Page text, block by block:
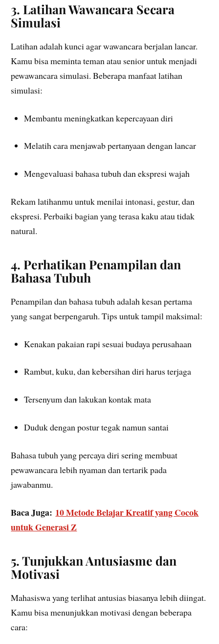
3. Latihan Wawancara Secara
Simulasi
Latihan adalah kunci agar wawancara berjalan lancar.
Kamu bisa meminta teman atau senior untuk menjadi
pewawancara simulasi. Beberapa manfaat latihan
simulasi:
Membantu meningkatkan kepercayaan diri
Melatih cara menjawab pertanyaan dengan lancar
Mengevaluasi bahasa tubuh dan ekspresi wajah
Rekam latihanmu untuk menilai intonasi, gestur, dan
ekspresi. Perbaiki bagian yang terasa kaku atau tidak
natural.
4. Perhatikan Penampilan dan
Bahasa Tubuh
Penampilan dan bahasa tubuh adalah kesan pertama
yang sangat berpengaruh. Tips untuk tampil maksimal:
Kenakan pakaian rapi sesuai budaya perusahaan
Rambut, kuku, dan kebersihan diri harus terjaga
Tersenyum dan lakukan kontak mata
Duduk dengan postur tegak namun santai
Bahasa tubuh yang percaya diri sering membuat
pewawancara lebih nyaman dan tertarik pada
jawabanmu.
Baca Juga: 10 Metode Belajar Kreatif yang Cocok
untuk Generasi Z
5. Tunjukkan Antusiasme dan
Motivasi
Mahasiswa yang terlihat antusias biasanya lebih diingat.
Kamu bisa menunjukkan motivasi dengan beberapa
cara: